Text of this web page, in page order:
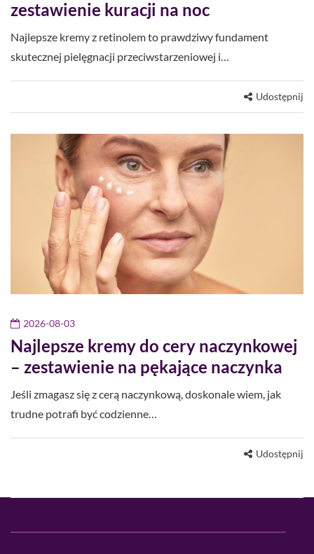
zestawienie kuracji na noc
Najlepsze kremy z retinolem to prawdziwy fundament
skutecznej pielęgnacji przeciwstarzeniowej i…
Udostępnij
2026-08-03
Najlepsze kremy do cery naczynkowej
– zestawienie na pękające naczynka
Jeśli zmagasz się z cerą naczynkową, doskonale wiem, jak
trudne potrafi być codzienne…
Udostępnij